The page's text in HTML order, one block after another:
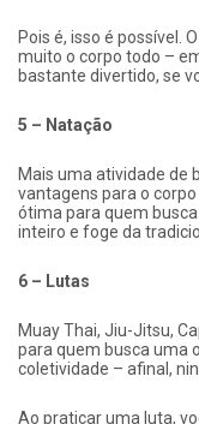
Pois é, isso é possível.
muito o corpo todo –
bastante divertido, se
5 – Natação
Mais uma atividade de
vantagens para o
ótima para quem
inteiro e foge da
6 – Lutas
Muay Thai, Jiu-Jitsu,
para quem busca uma
coletividade – afinal,
Ao praticar uma luta,